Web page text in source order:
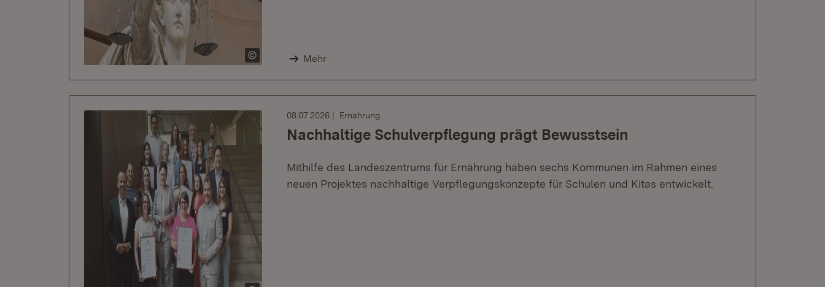
Mehr
08.07.2026 Ernährung
Nachhaltige Schulverpflegung prägt Bewusstsein
Mithilfe des Landeszentrums für Ernährung haben sechs Kommunen im Rahmen eines
neuen Projektes nachhaltige Verpflegungskonzepte für Schulen und Kitas entwickelt.